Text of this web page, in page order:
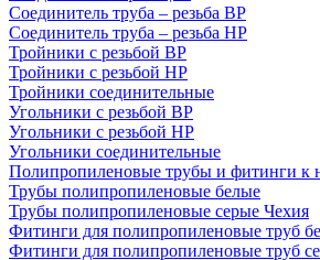
Соединитель труба – резьба ВР
Соединитель труба – резьба НР
Тройники с резьбой ВР
Тройники с резьбой НР
Тройники соединительные
Угольники с резьбой ВР
Угольники с резьбой НР
Угольники соединительные
Полипропиленовые трубы и фитинги к
Трубы полипропиленовые белые
Трубы полипропиленовые серые Чехия
Фитинги для полипропиленовые труб
Фитинги для полипропиленовые труб